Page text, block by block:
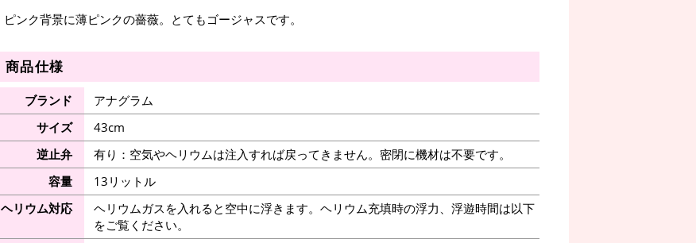
ピンク背景に薄ピンクの薔薇。とてもゴージャスです。
商品仕様
ブランド
アナグラム
サイズ
43cm
逆止弁
有り：空気やヘリウムは注入すれば戻ってきません。密閉に機材は不要です。
容量
13リットル
ヘリウム対応
ヘリウムガスを入れると空中に浮きます。ヘリウム充填時の浮力、浮遊時間は以下
をご覧ください。